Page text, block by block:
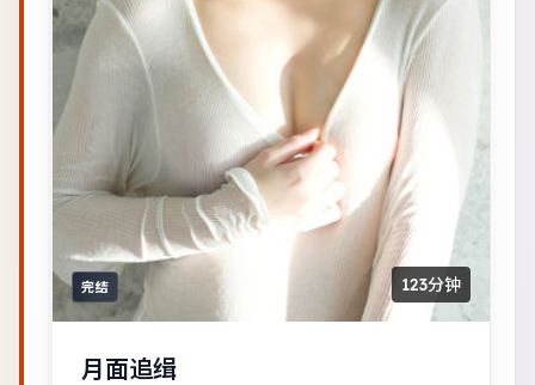
完结 123分钟
月面追缉